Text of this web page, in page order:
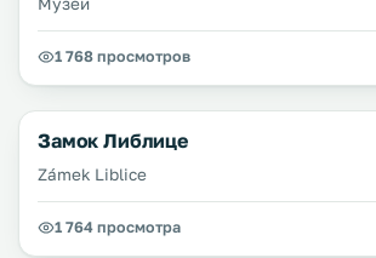
1 768 просмотров
Замок Либлице
Zámek Liblice
1 764 просмотра